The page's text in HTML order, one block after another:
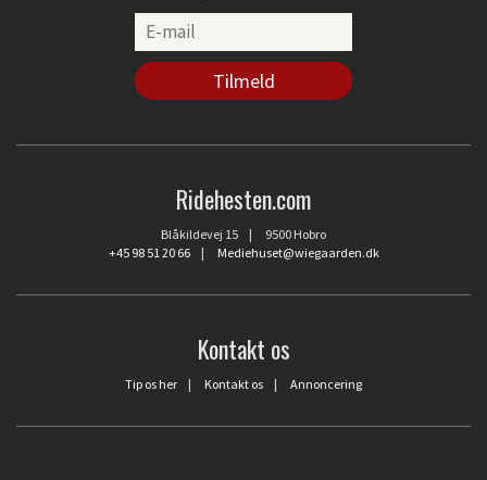
Ridehesten.com
Blåkildevej 15 | 9500 Hobro
+45 98 51 20 66| Mediehuset@wiegaarden.dk
Kontakt os
Tip os her | Kontakt os | Annoncering